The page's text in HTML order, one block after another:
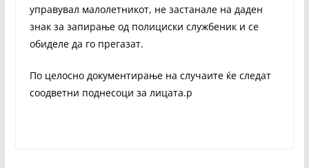
управувал малолетникот, не застанале на даден
знак за запирање од полициски службеник и се
обиделе да го прегазат.
По целосно документирање на случаите ќе следат
соодветни поднесоци за лицата.p